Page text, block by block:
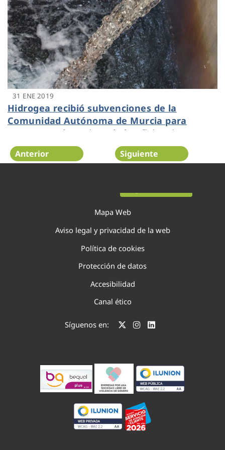
31 ENE 2019
Hidrogea recibió subvenciones de la
Comunidad Autónoma de Murcia para
avanzar en la mejora de la eficiencia
energética
Anterior Siguiente
Mapa Web
Aviso legal y privacidad de la web
Política de cookies
Protección de datos
Accesibilidad
Canal ético
Síguenos en: